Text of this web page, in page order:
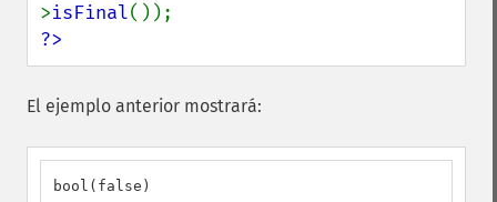
>isFinal
?>
El ejemplo anterior mostrará:
bool(false)